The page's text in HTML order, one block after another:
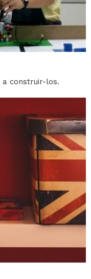
construir-los.